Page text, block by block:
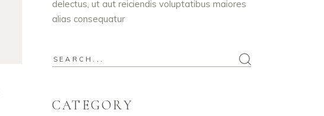
delectus, ut aut reiciendis voluptatibus maiores
alias consequatur
Search
CATEGORY